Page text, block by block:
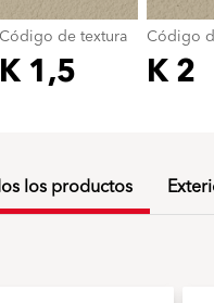
Código de textura
K 1,5
Código
K 2
los productos